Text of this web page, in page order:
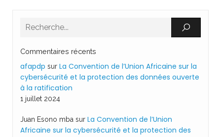
Commentaires récents
afapdp sur La Convention de l’Union Africaine sur la
cybersécurité et la protection des données ouverte
à la ratification
1 juillet 2024
Juan Esono mba sur La Convention de l’Union
Africaine sur la cybersécurité et la protection des